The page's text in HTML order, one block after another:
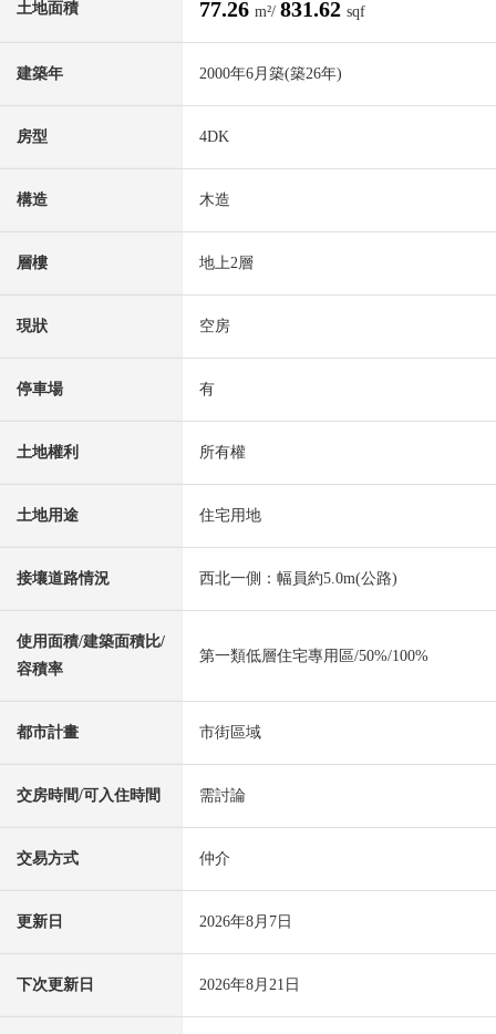
土地面積 77.26 m²/ 831.62 sqf
建築年 2000年6月築(築26年)
房型 4DK
構造 木造
層樓 地上2層
現狀 空房
停車場 有
土地權利 所有權
土地用途 住宅用地
接壤道路情況 西北一側：幅員約5.0m(公路)
使用面積/建築面積比/
容積率
第一類低層住宅專用區/50%/100%
都市計畫 市街區域
交房時間/可入住時間 需討論
交易方式 仲介
更新日 2026年8月7日
下次更新日 2026年8月21日